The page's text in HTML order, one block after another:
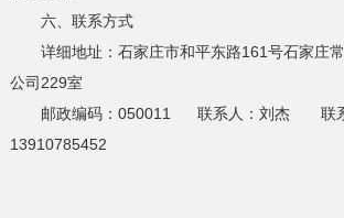
六、联系方式
详细地址：石家庄市和平东路161号石家庄
公司229室
邮政编码：050011 联系人：刘杰 联系
13910785452